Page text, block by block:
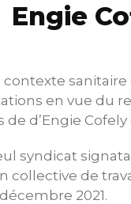
Engie
sanitaire
en vue du
de d’Engie
syndicat
collective de
décembre 2021.